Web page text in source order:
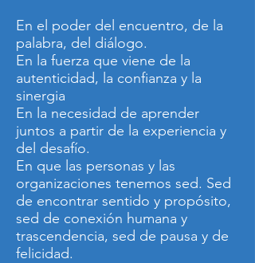
En el poder del encuentro, de la
palabra, del diálogo.
En la fuerza que viene de la
autenticidad, la confianza y la
sinergia
En la necesidad de aprender
juntos a partir de la experiencia y
del desafío.
En que las personas y las
organizaciones tenemos sed. Sed
de encontrar sentido y propósito,
sed de conexión humana y
trascendencia, sed de pausa y de
felicidad.